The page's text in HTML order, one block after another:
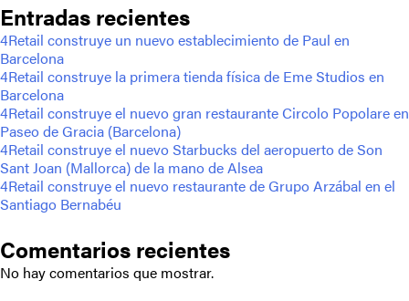
Entradas recientes
4Retail construye un nuevo establecimiento de Paul en
Barcelona
4Retail construye la primera tienda física de Eme Studios en
Barcelona
4Retail construye el nuevo gran restaurante Circolo Popolare en
Paseo de Gracia (Barcelona)
4Retail construye el nuevo Starbucks del aeropuerto de Son
Sant Joan (Mallorca) de la mano de Alsea
4Retail construye el nuevo restaurante de Grupo Arzábal en el
Santiago Bernabéu
Comentarios recientes
No hay comentarios que mostrar.